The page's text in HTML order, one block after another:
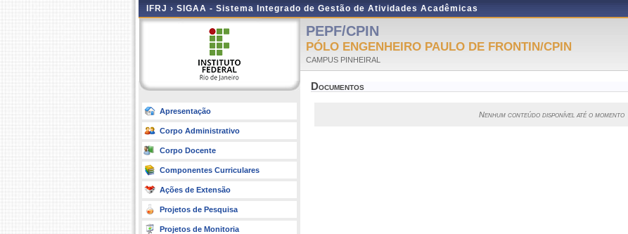
IFRJ › SIGAA - Sistema Integrado de Gestão de Atividades Acadêmicas
Apresentação
Corpo Administrativo
Corpo Docente
Componentes Curriculares
Ações de Extensão
Projetos de Pesquisa
Projetos de Monitoria
PEPF/CPIN
PÓLO ENGENHEIRO PAULO DE FRONTIN/CPIN
CAMPUS PINHEIRAL
Documentos
Nenhum conteúdo disponível até o momento